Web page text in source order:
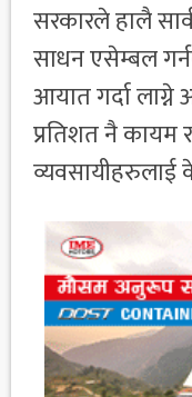
सरकारले हालै
साधन एसेम्बल
आयात गर्दा
प्रतिशत नै कायम
व्यवसायीहरुलाई